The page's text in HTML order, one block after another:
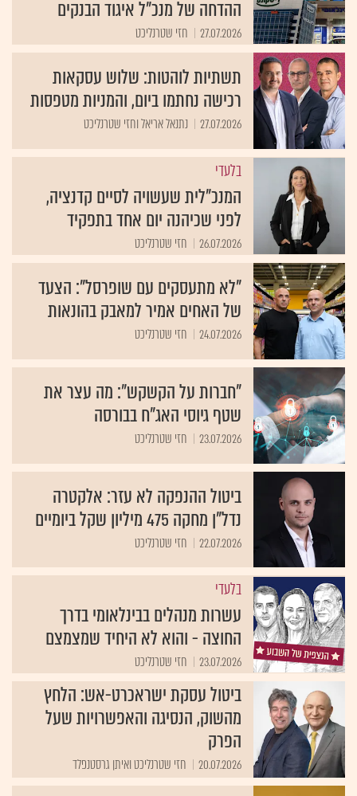
ההדחה של מנכ"ל איגוד הבנקים
27.07.2026 חזי שטרנליכט
תשתיות לוהטות: שלוש עסקאות
רכישה נחתמו ביום, והמניות מטפסות
27.07.2026 נתנאל אריאל וחזי שטרנליכט
בלעדי
המנכ"לית שעשויה לסיים קדנציה,
לפני שכיהנה יום אחד בתפקיד
26.07.2026 חזי שטרנליכט
"לא מתעסקים עם שופרסל": הצעד
של האחים אמיר למאבק בהונאות
24.07.2026 חזי שטרנליכט
"חברות על הקשקש": מה עצר את
שטף גיוסי האג"ח בבורסה
23.07.2026 חזי שטרנליכט
ביטול ההנפקה לא עזר: אלקטרה
נדל"ן מחקה 475 מיליון שקל ביומיים
22.07.2026 חזי שטרנליכט
בלעדי
עשרות מנהלים בבינלאומי בדרך
החוצה - והוא לא היחיד שמצמצם
23.07.2026 חזי שטרנליכט
ביטול עסקת ישראכרט-אש: הלחץ
מהשוק, הנסיגה והאפשרויות שעל
הפרק
20.07.2026 חזי שטרנליכט ואיתן גרסטנפלד